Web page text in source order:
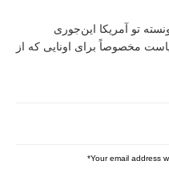
تو آمریکا این‌جوری
مخصوصاً برای اونایی که از
Your email address
*